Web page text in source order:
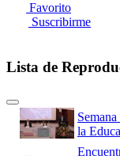
Favorito
Suscribirme
Lista de
la